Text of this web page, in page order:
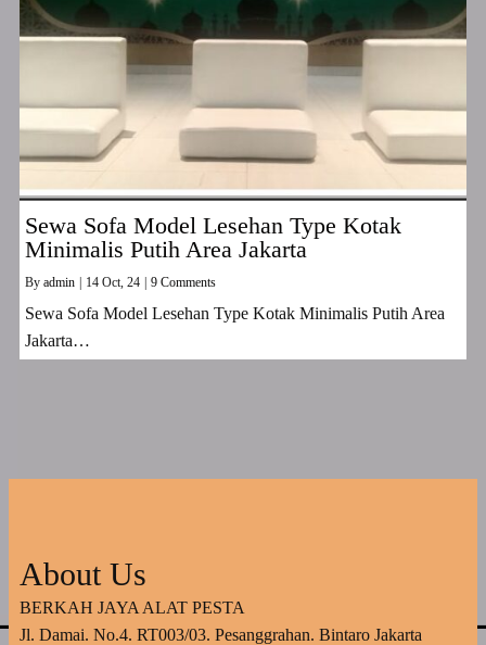
Sewa Sofa Model Lesehan Type Kotak
Minimalis Putih Area Jakarta
By admin | 14 Oct, 24 | 9 Comments
Sewa Sofa Model Lesehan Type Kotak Minimalis Putih Area
Jakarta…
About Us
BERKAH JAYA ALAT PESTA
Jl. Damai. No.4. RT003/03. Pesanggrahan. Bintaro Jakarta